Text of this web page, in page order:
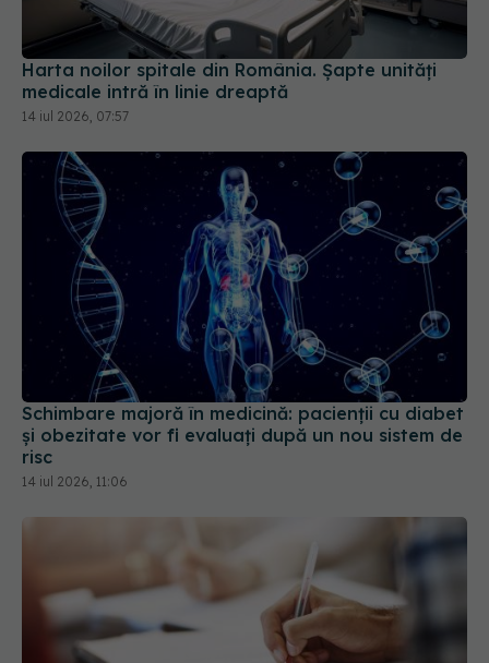
Harta noilor spitale din România. Șapte unități
medicale intră în linie dreaptă
14 iul 2026, 07:57
Schimbare majoră în medicină: pacienții cu diabet
și obezitate vor fi evaluați după un nou sistem de
risc
14 iul 2026, 11:06